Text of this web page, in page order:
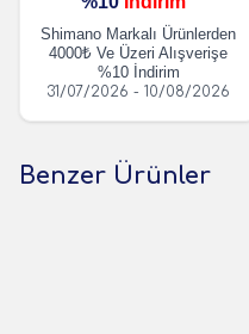
Shimano Markalı Ürünlerden
4000₺ Ve Üzeri Alışverişe
%10 İndirim
31/07/2026 - 10/08/2026
Benzer Ürünler